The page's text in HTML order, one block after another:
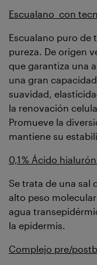
Escualano con
Escualano puro de
pureza. De origen
que garantiza una
una gran
suavidad,
la renovación
Promueve la
mantiene su
0,1 % Ácido
Se trata de una sal
alto peso
agua
la epidermis.
Complejo pre/